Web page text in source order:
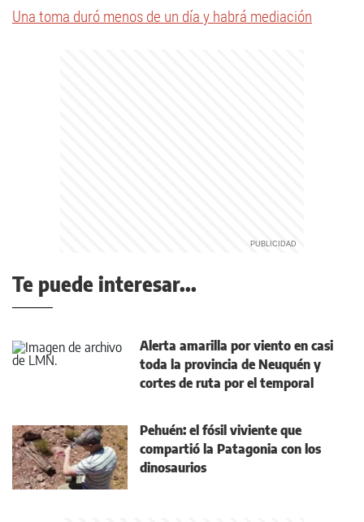
Una toma duró menos de un día y habrá mediación
Te puede interesar...
Alerta amarilla por viento en casi
toda la provincia de Neuquén y
cortes de ruta por el temporal
Pehuén: el fósil viviente que
compartió la Patagonia con los
dinosaurios